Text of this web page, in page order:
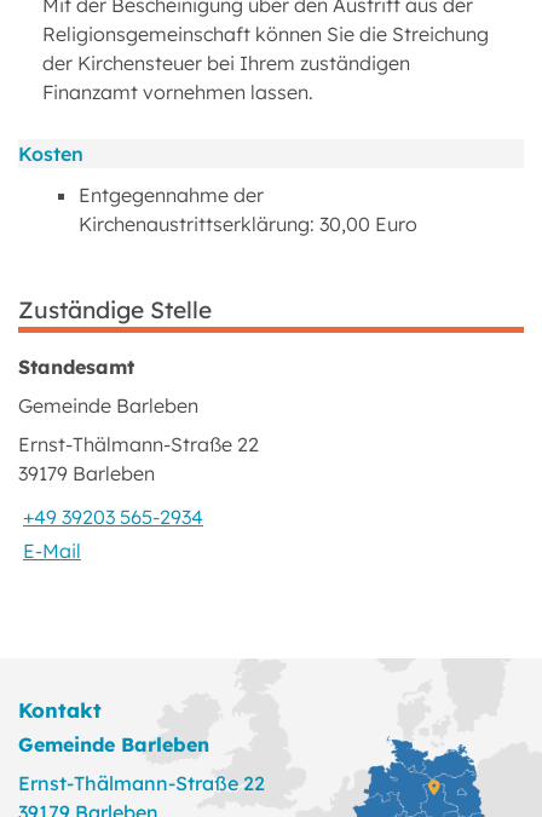
Mit der Bescheinigung über den Austritt aus der
Religionsgemeinschaft können Sie die Streichung
der Kirchensteuer bei Ihrem zuständigen
Finanzamt vornehmen lassen.
Kosten
Entgegennahme der
Kirchenaustrittserklärung: 30,00 Euro
Zuständige Stelle
Standesamt
Gemeinde Barleben
Ernst-Thälmann-Straße 22
39179 Barleben
+49 39203 565-2934
E-Mail
Kontakt
Gemeinde Barleben
Ernst-Thälmann-Straße 22
39179 Barleben